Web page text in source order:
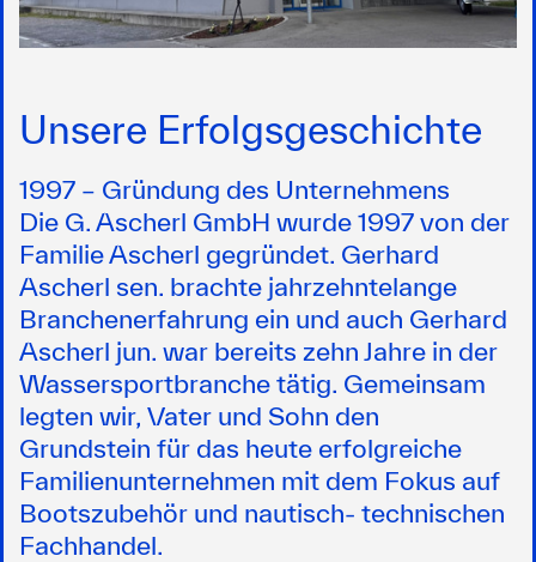
Unsere Erfolgsgeschichte
1997 – Gründung des Unternehmens
Die G. Ascherl GmbH wurde 1997 von der
Familie Ascherl gegründet. Gerhard
Ascherl sen. brachte jahrzehntelange
Branchenerfahrung ein und auch Gerhard
Ascherl jun. war bereits zehn Jahre in der
Wassersportbranche tätig. Gemeinsam
legten wir, Vater und Sohn den
Grundstein für das heute erfolgreiche
Familienunternehmen mit dem Fokus auf
Bootszubehör und nautisch- technischen
Fachhandel.